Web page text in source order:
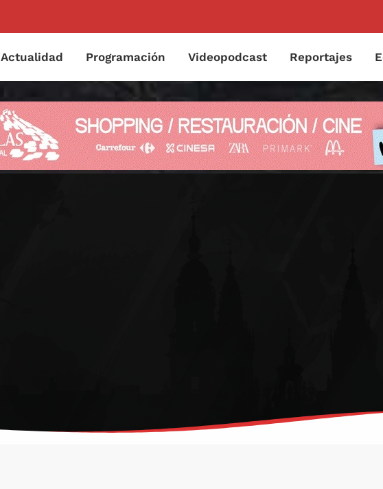
Actualidad Programación Videopodcast Reportajes